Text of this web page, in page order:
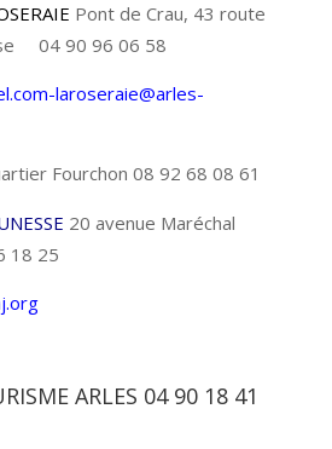
Pont de Crau, 43 route
04 90 96 06 58
laroseraie@arles-
Fourchon 08 92 68 08 61
20 avenue Maréchal
18 25
ARLES 04 90 18 41